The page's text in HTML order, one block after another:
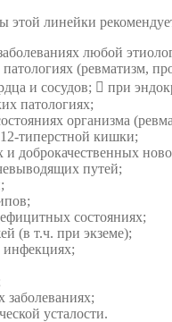
этой линейки
любой
(ревматизм,
и сосудов;  при
патологиях;
организма
типерстной кишки;
и доброкачественных
путей;
состояниях;
(в т.ч. при экземе);
инфекциях;
заболеваниях;
усталости.